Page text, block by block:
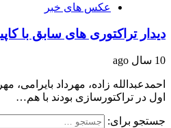
عکس های خبر
دیدار تراکتوری های سابق با
10 سال ago
احمدعبدالله زاده، مهرداد
اول در تراکتورسازی بودند با هم…
جستجو برای: